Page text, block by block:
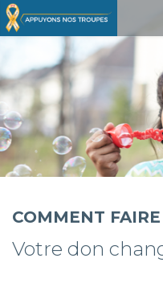
Passer
au
principal
COMMENT
Votre don